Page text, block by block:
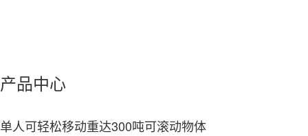
员工将近
中级和高级技术人员18人，质检（计量）检查试验人员10人，能
定影响力的中型电线电缆生产企业。
产品中心
单人可轻松移动重达300吨可滚动物体